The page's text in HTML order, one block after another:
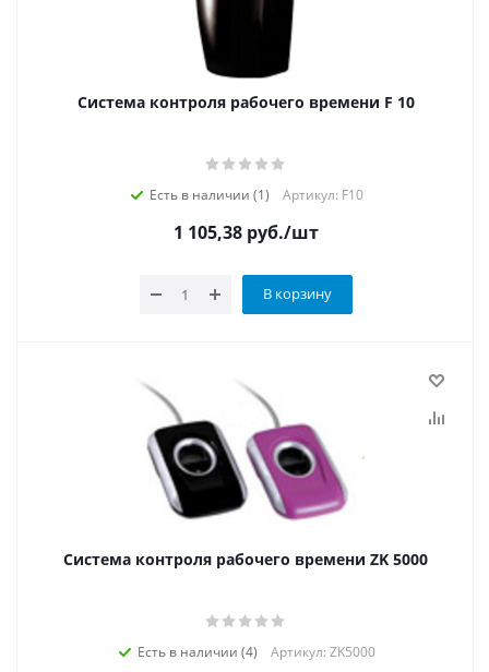
Система контроля рабочего времени F 10
Есть в наличии (1) Артикул: F10
1 105,38руб./шт
В корзину
Система контроля рабочего времени ZK 5000
Есть в наличии (4) Артикул: ZK5000